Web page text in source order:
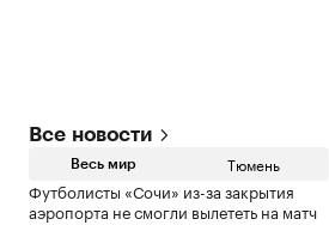
Все новости
Весь мир Тюмень
Футболисты «Сочи» из-за закрытия
аэропорта не смогли вылететь на матч